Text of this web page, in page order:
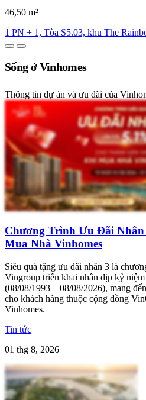
46,50 m²
1 PN + 1, Tòa S5.03, khu The
Sống ở Vinhomes
Thông tin dự án và ưu đãi của
Chương Trình Ưu Đãi
Mua Nhà Vinhomes
Siêu quà tặng ưu đãi nhân 3 là
Vingroup triển khai nhân dịp kỷ
(08/08/1993 – 08/08/2026), mang
cho khách hàng thuộc cộng đồng
Vinhomes.
Tin tức
01 thg 8, 2026